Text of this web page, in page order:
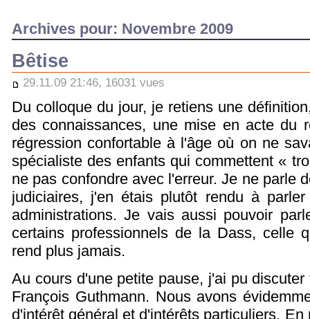
Archives pour: Novembre 2009
Bêtise
29.11.09 21:46, 16031 vues
Du colloque du jour, je retiens une
des connaissances, une mise en acte du
régression confortable à l'âge où on ne
spécialiste des enfants qui commettent «
ne pas confondre avec l'erreur. Je ne parle
judiciaires, j'en étais plutôt rendu à
administrations. Je vais aussi pouvoir
certains professionnels de la Dass, celle
rend plus jamais.
Au cours d'une petite pause, j'ai pu
François Guthmann. Nous avons
d'intérêt général et d'intérêts particuliers.